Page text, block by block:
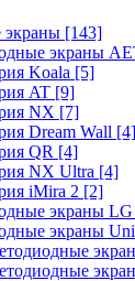
экраны [143]
экраны
Koala [5]
AT [9]
NX [7]
Dream Wall [4]
QR [4]
NX Ultra [4]
iMira 2 [2]
экраны LG
экраны